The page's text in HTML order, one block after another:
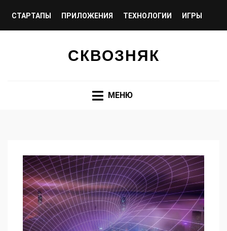
СТАРТАПЫ ПРИЛОЖЕНИЯ ТЕХНОЛОГИИ ИГРЫ
СКВОЗНЯК
МЕНЮ